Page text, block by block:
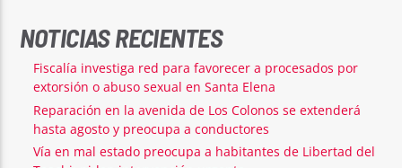
NOTICIAS RECIENTES
Fiscalía investiga red para favorecer a procesados por
extorsión o abuso sexual en Santa Elena
Reparación en la avenida de Los Colonos se extenderá
hasta agosto y preocupa a conductores
Vía en mal estado preocupa a habitantes de Libertad del